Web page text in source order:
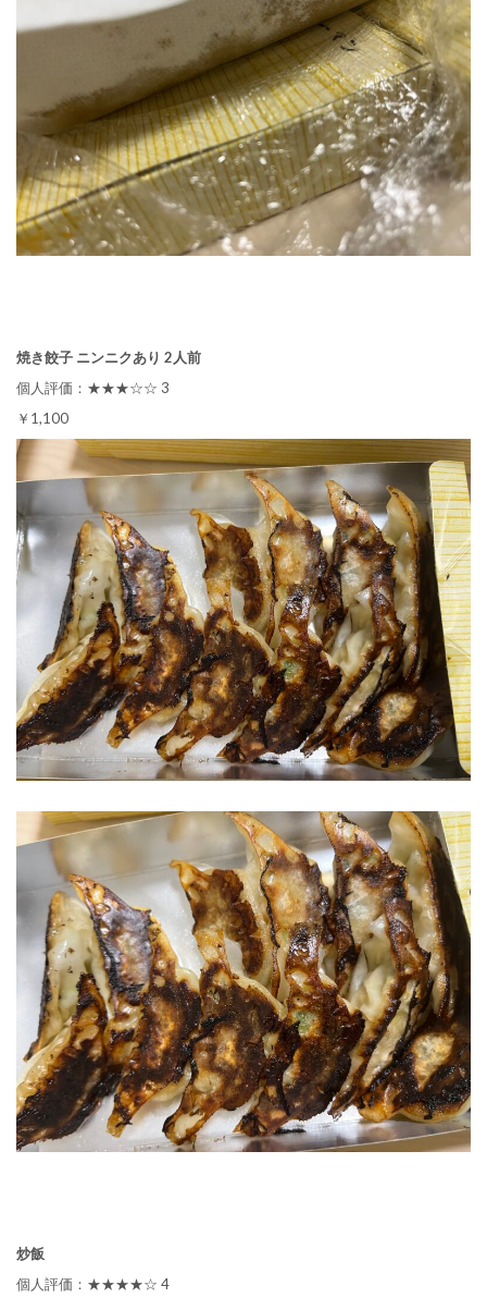
焼き餃子 ニンニクあり 2人前
個人評価：★★★☆☆ 3
￥1,100
炒飯
個人評価：★★★★☆ 4